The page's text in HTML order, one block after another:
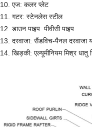
10. एज: कलर प्लेट
11. गटर: स्टेनलेस स्टील
12. डाउन पाइप: पीवीसी पाइप
13. दरवाजा: सैंडविच-पैनल दरवाजा
14. खिड़की: एल्यूमीनियम मिश्र धातु